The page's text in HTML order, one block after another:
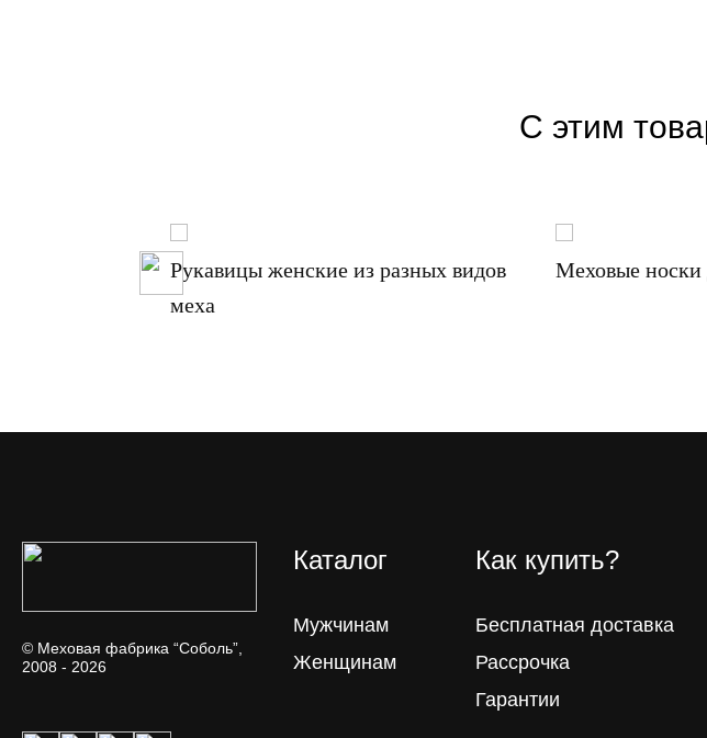
С этим
Рукавицы женские из разных видов
меха
Меховые носки
© Меховая фабрика “Соболь”,
2008 - 2026
Каталог
Мужчинам
Женщинам
Как купить?
Бесплатная доставка
Рассрочка
Гарантии